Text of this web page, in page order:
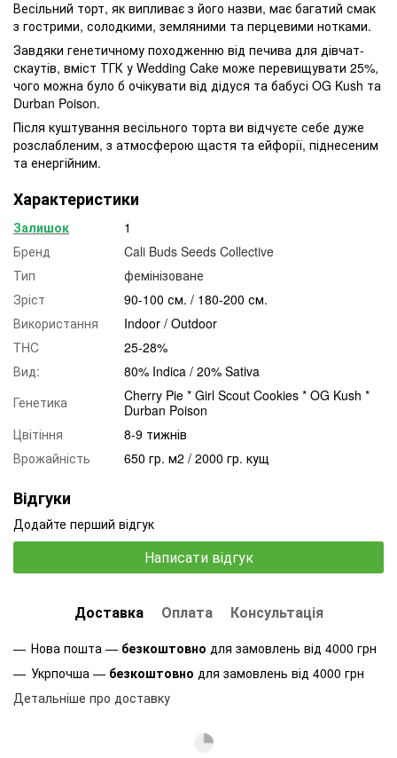
Весільний торт, як випливає з його назви, має багатий смак
з гострими, солодкими, земляними та перцевими нотками.
Завдяки генетичному походженню від печива для дівчат-
скаутів, вміст ТГК у Wedding Cake може перевищувати 25%,
чого можна було б очікувати від дідуся та бабусі OG Kush та
Durban Poison.
Після куштування весільного торта ви відчуєте себе дуже
розслабленим, з атмосферою щастя та ейфорії, піднесеним
та енергійним.
Характеристики
Залишок
1
Бренд
Cali Buds Seeds Collective
Тип
фемінізоване
Зріст
90-100 см. / 180-200 см.
Використання
Indoor / Outdoor
THC
25-28%
Вид:
80% Indica / 20% Sativa
Генетика
Cherry Pie * Girl Scout Cookies * OG Kush *
Durban Poison
Цвітіння
8-9 тижнів
Врожайність
650 гр. м2 / 2000 гр. кущ
Відгуки
Додайте перший відгук
Написати відгук
Доставка Оплата Консультація
Нова пошта — безкоштовно для замовлень від 4000 грн
Укрпочша — безкоштовно для замовлень від 4000 грн
Детальніше про доставку